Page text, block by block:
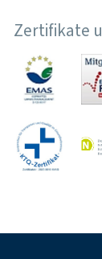
Zertifikate